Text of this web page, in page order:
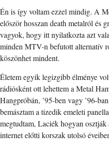
Én is így voltam ezzel mindig. A
először hosszan death metalról és
vagyok, hogy itt nyilatkozta azt
minden MTV-n befutott alternatív
köszönhet mindent.
Életem egyik legizgibb élménye
rádiósként ott lehettem a Metal
Hangpróbán, ’95-ben vagy ’96-
bemásztam a tizedik emeleti
megtudtam, Laciék hogyan
internet előtti korszak utolsó